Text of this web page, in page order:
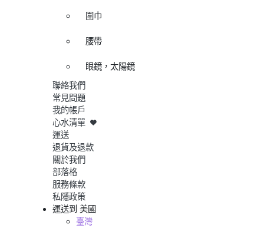
圍巾
腰帶
眼鏡，太陽鏡
聯絡我們
常見問題
我的帳戶
心水清單
運送
退貨及退款
關於我們
部落格
服務條款
私隱政策
運送到 美國
臺灣